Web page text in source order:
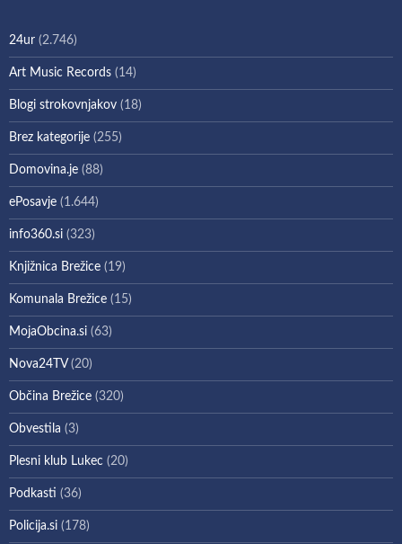
24ur (2.746)
Art Music Records (14)
Blogi strokovnjakov (18)
Brez kategorije (255)
Domovina.je (88)
ePosavje (1.644)
info360.si (323)
Knjižnica Brežice (19)
Komunala Brežice (15)
MojaObcina.si (63)
Nova24TV(20)
Občina Brežice (320)
Obvestila (3)
Plesni klub Lukec (20)
Podkasti (36)
Policija.si (178)